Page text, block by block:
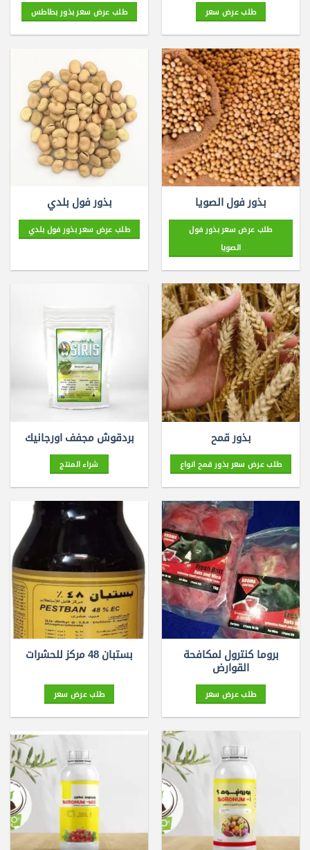
طلب عرض سعر طلب عرض سعر بذور بطاطس
بذور فول الصويا
طلب عرض سعر بذور فول
الصويا
بذور فول بلدي
طلب عرض سعر بذور فول بلدي
بذور قمح
طلب عرض سعر بذور قمح انواع
بردقوش مجفف اورجانيك
شراء المنتج
بروما كنترول لمكافحة
القوارض
طلب عرض سعر
بستبان 48 مركز للحشرات
طلب عرض سعر